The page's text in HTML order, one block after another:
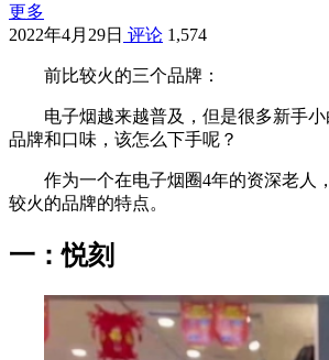
更多
2022年4月29日 评论 1,574
前比较火的三个品牌：
电子烟越来越普及，但是很多新手
品牌和口味，该怎么下手呢？
作为一个在电子烟圈4年的资深老人
较火的品牌的特点。
一：悦刻